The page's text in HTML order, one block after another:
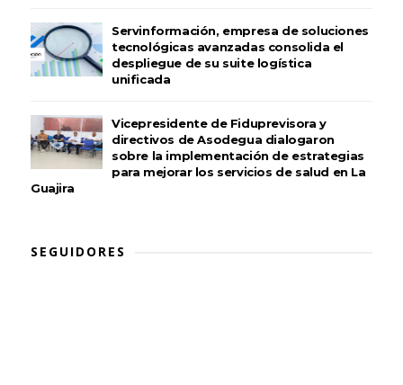
Servinformación, empresa de soluciones
tecnológicas avanzadas consolida el
despliegue de su suite logística
unificada
Vicepresidente de Fiduprevisora y
directivos de Asodegua dialogaron
sobre la implementación de estrategias
para mejorar los servicios de salud en La
Guajira
SEGUIDORES